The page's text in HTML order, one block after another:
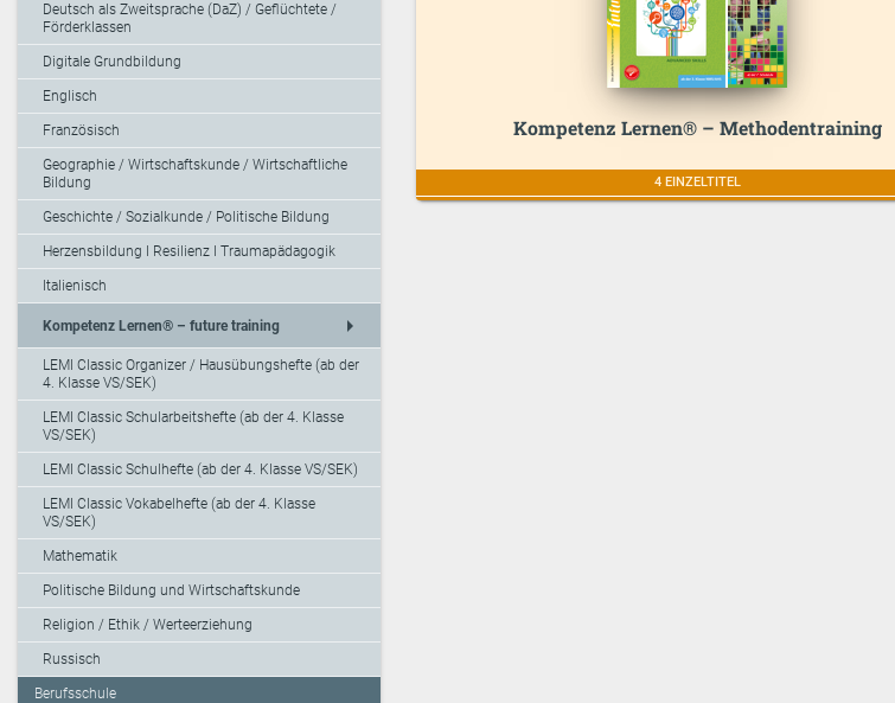
Deutsch als Zweitsprache (DaZ) / Geflüchtete /
Förderklassen
Digitale Grundbildung
Englisch
Französisch
Geographie / Wirtschaftskunde / Wirtschaftliche
Bildung
Geschichte / Sozialkunde / Politische Bildung
Herzensbildung I Resilienz I Traumapädagogik
Italienisch
Kompetenz Lernen® – future training arrow_right
LEMI Classic Organizer / Hausübungshefte (ab der
4. Klasse VS/SEK)
LEMI Classic Schularbeitshefte (ab der 4. Klasse
VS/SEK)
LEMI Classic Schulhefte (ab der 4. Klasse VS/SEK)
LEMI Classic Vokabelhefte (ab der 4. Klasse
VS/SEK)
Mathematik
Politische Bildung und Wirtschaftskunde
Religion / Ethik / Werteerziehung
Russisch
Berufsschule
Kompetenz Lernen® – Methodentraining
4 EINZELTITEL